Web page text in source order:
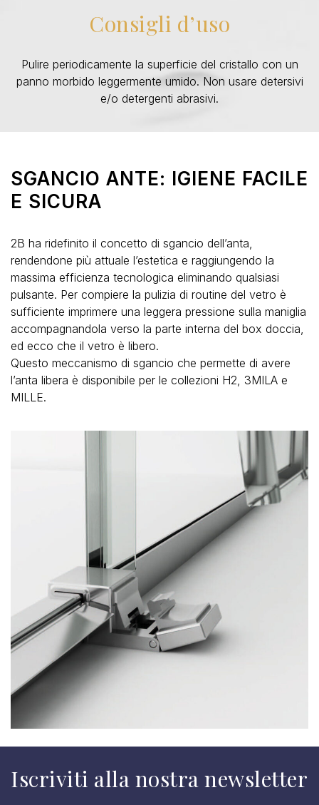
Consigli d’uso
Pulire periodicamente la superficie del cristallo con un
panno morbido leggermente umido. Non usare detersivi
e/o detergenti abrasivi.
SGANCIO ANTE: IGIENE FACILE
E SICURA
2B ha ridefinito il concetto di sgancio dell’anta,
rendendone più attuale l’estetica e raggiungendo la
massima efficienza tecnologica eliminando qualsiasi
pulsante. Per compiere la pulizia di routine del vetro è
sufficiente imprimere una leggera pressione sulla maniglia
accompagnandola verso la parte interna del box doccia,
ed ecco che il vetro è libero.
Questo meccanismo di sgancio che permette di avere
l’anta libera è disponibile per le collezioni H2, 3MILA e
MILLE.
Iscriviti alla nostra newsletter